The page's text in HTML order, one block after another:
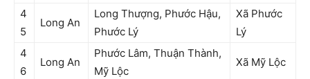
4
5
Long An
Long Thượng, Phước Hậu,
Phước Lý
Xã Phước
Lý
4
6
Long An
Phước Lâm, Thuận Thành,
Mỹ Lộc
Xã Mỹ Lộc